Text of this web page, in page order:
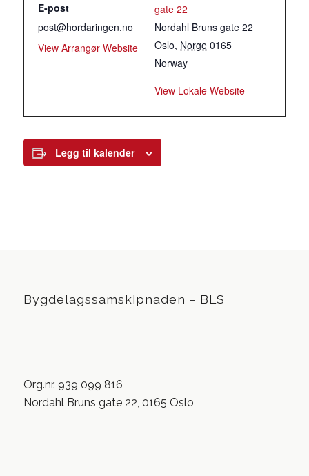
gate 22
Nordahl Bruns gate 22
Oslo, Norge 0165
Norway
View Lokale Website
E-post
post@hordaringen.no
View Arrangør Website
Legg til kalender
Bygdelagssamskipnaden – BLS
Org.nr. 939 099 816
Nordahl Bruns gate 22, 0165 Oslo